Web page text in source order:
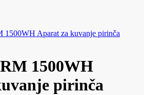
1500WH Aparat za kuvanje pirinča
1500WH
pirinča